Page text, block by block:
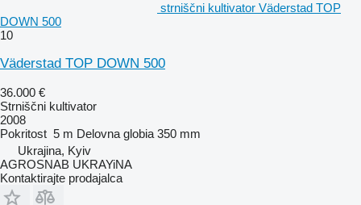
strniščni kultivator Väderstad TOP
DOWN 500
10
Väderstad TOP DOWN 500
36.000 €
Strniščni kultivator
2008
Pokritost 5 m Delovna globia 350 mm
Ukrajina, Kyiv
AGROSNAB UKRAYiNA
Kontaktirajte prodajalca